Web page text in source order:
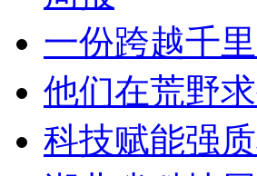
一份跨越千
他们在荒野
科技赋能强